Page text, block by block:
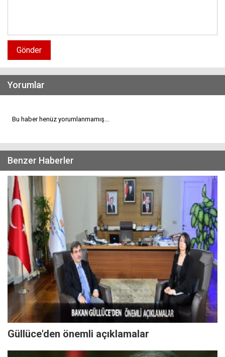
Gönder
Yorumlar
Bu haber henüz yorumlanmamış...
Benzer Haberler
Güllüce'den önemli açıklamalar